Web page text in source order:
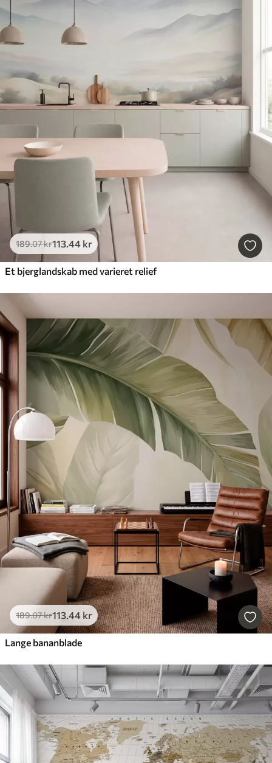
189.07kr113.44 kr
Et bjerglandskab med varieret relief
189.07kr113.44 kr
Lange bananblade